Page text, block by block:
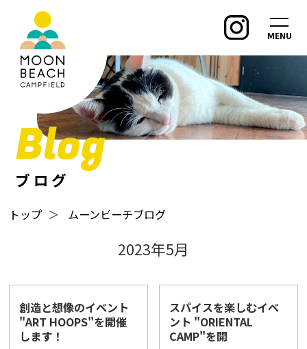
MENU
Blog
ブログ
トップ ＞ ムーンビーチブログ
2023年5月
創造と想像のイベント
"ART HOOPS"を開催
します！
スパイスを楽しむイベ
ント "ORIENTAL
CAMP"を開